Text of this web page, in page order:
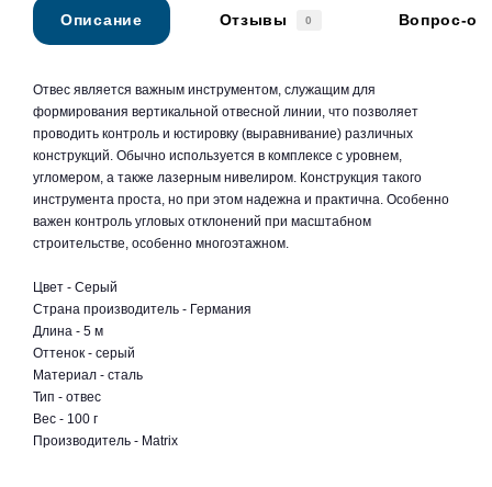
Описание Отзывы 0 Вопрос-
Отвес является важным инструментом, служащим для
формирования вертикальной отвесной линии, что позволяет
проводить контроль и юстировку (выравнивание) различных
конструкций. Обычно используется в комплексе с уровнем,
угломером, а также лазерным нивелиром. Конструкция такого
инструмента проста, но при этом надежна и практична. Особенно
важен контроль угловых отклонений при масштабном
строительстве, особенно многоэтажном.
Цвет - Серый
Страна производитель - Германия
Длина - 5 м
Оттенок - серый
Материал - сталь
Тип - отвес
Вес - 100 г
Производитель - Matrix